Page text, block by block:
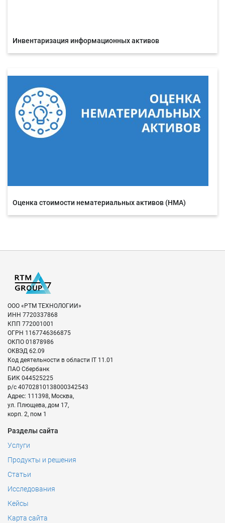
Инвентаризация информационных активов
Оценка стоимости нематериальных активов (НМА)
ООО «РТМ ТЕХНОЛОГИИ»
ИНН 7720337868
КПП 772001001
ОГРН 1167746366875
ОКПО 01878986
ОКВЭД 62.09
Код деятельности в области IT 11.01
ПАО Сбербанк
БИК 044525225
р/с 40702810138000342543
Адрес: 111398, Москва,
ул. Плющева, дом 17,
корп. 2, пом 1
Разделы сайта
Услуги
Продукты и решения
Статьи
Исследования
Кейсы
Карта сайта